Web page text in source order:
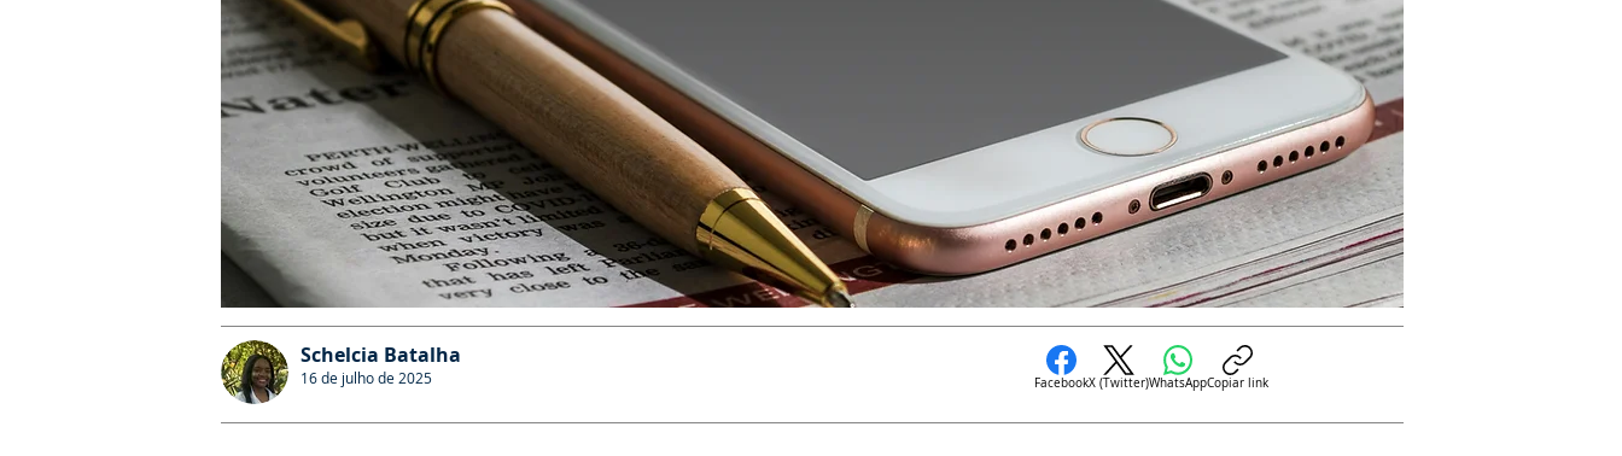
Schelcia Batalha
16 de julho de 2025 FacebookX (Twitter)WhatsAppCopiar link